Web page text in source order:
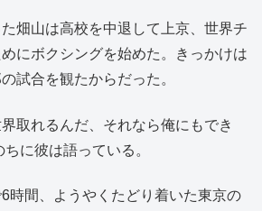
畑山は高校を中退して上京、世界チ
にボクシングを始めた。きっかけは
試合を観たからだった。
界取れるんだ、それなら俺にもでき
に彼は語っている。
時間、ようやくたどり着いた東京の